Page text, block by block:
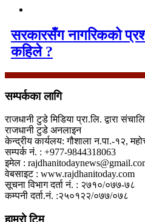
सरकारसँग नागरिकको
कहिले ?
सम्पर्कका लागि
राजधानी टुडे मिडिया प्रा.लि. द्वारा
राजधानी टुडे अनलाइन
केन्द्रीय कार्यलय: गौशाला न.पा.-१२,
सम्पर्क नं. : +977-9844318063
इमेल :
वेबसाइट : www.rajdhanitoday.com
सूचना विभाग दर्ता नं. : २७१०/०७७-७८
कम्पनी दर्ता.नं. :२५०१२२/०७७/०७८
हाम्रो टिम